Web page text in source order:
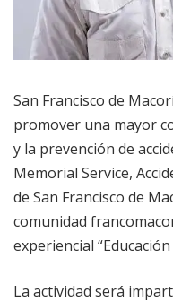
San Francisco de
promover una mayor
y la prevención de
Memorial Service,
de San Francisco de
comunidad
experiencial
La actividad será